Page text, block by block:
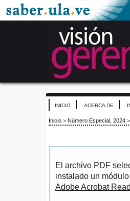
INICIO ACERCA DE
Inicio > Número Especial, 2024 >
El archivo PDF
instalado un
Adobe Acrobat